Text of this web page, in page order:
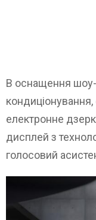
В оснащення шоу-
електронне
дисплей з
голосовий